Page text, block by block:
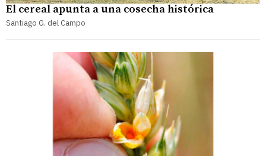
El cereal apunta a una cosecha histórica
Santiago G. del Campo